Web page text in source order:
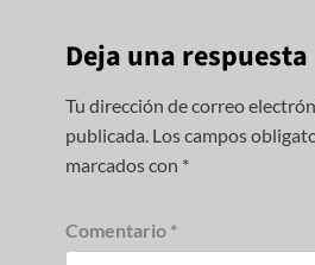
Deja una respuesta
Tu dirección de correo
publicada. Los campos
marcados con *
Comentario *